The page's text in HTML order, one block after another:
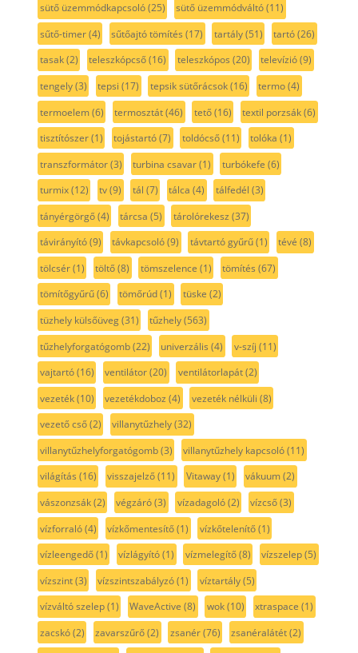
sütő üzemmódkapcsoló(25) sütő üzemmódváltó(11)
sűtő-timer(4) sűtőajtó tömítés (17) tartály(51) tartó(26)
tasak(2) teleszkópcső(16) teleszkópos (20) televízió(9)
tengely(3) tepsi (17) tepsik sütőrácsok(16) termo(4)
termoelem(6) termosztát(46) tető(16) textil porzsák(6)
tisztítószer(1) tojástartó(7) toldócső(11) tolóka (1)
transzformátor(3) turbina csavar(1) turbókefe (6)
turmix(12) tv(9) tál (7) tálca (4) tálfedél (3)
tányérgörgő(4) tárcsa (5) tárolórekesz (37)
távirányító(9) távkapcsoló(9) távtartó gyűrű(1) tévé (8)
tölcsér(1) töltő(8) tömszelence (1) tömítés (67)
tömítőgyűrű(6) tömőrúd(1) tüske (2)
tüzhely külsőüveg(31) tűzhely(563)
tűzhelyforgatógomb(22) univerzális (4) v-szíj (11)
vajtartó(16) ventilátor(20) ventilátorlapát(2)
vezeték(10) vezetékdoboz (4) vezeték nélküli (8)
vezető cső(2) villanytűzhely(32)
villanytűzhelyforgatógomb(3) villanytűzhely kapcsoló(11)
világítás (16) visszajelző(11) Vitaway(1) vákuum(2)
vászonzsák(2) végzáró(3) vízadagoló(2) vízcső(3)
vízforraló(4) vízkőmentesítő(1) vízkőtelenítő(1)
vízleengedő(1) vízlágyító(1) vízmelegítő(8) vízszelep(5)
vízszint(3) vízszintszabályzó(1) víztartály(5)
vízváltó szelep(1) WaveActive (8) wok(10) xtraspace (1)
zacskó(2) zavarszűrő(2) zsanér(76) zsanéralátét(2)